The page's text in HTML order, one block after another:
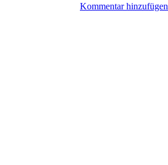
Kommentar hinzufügen